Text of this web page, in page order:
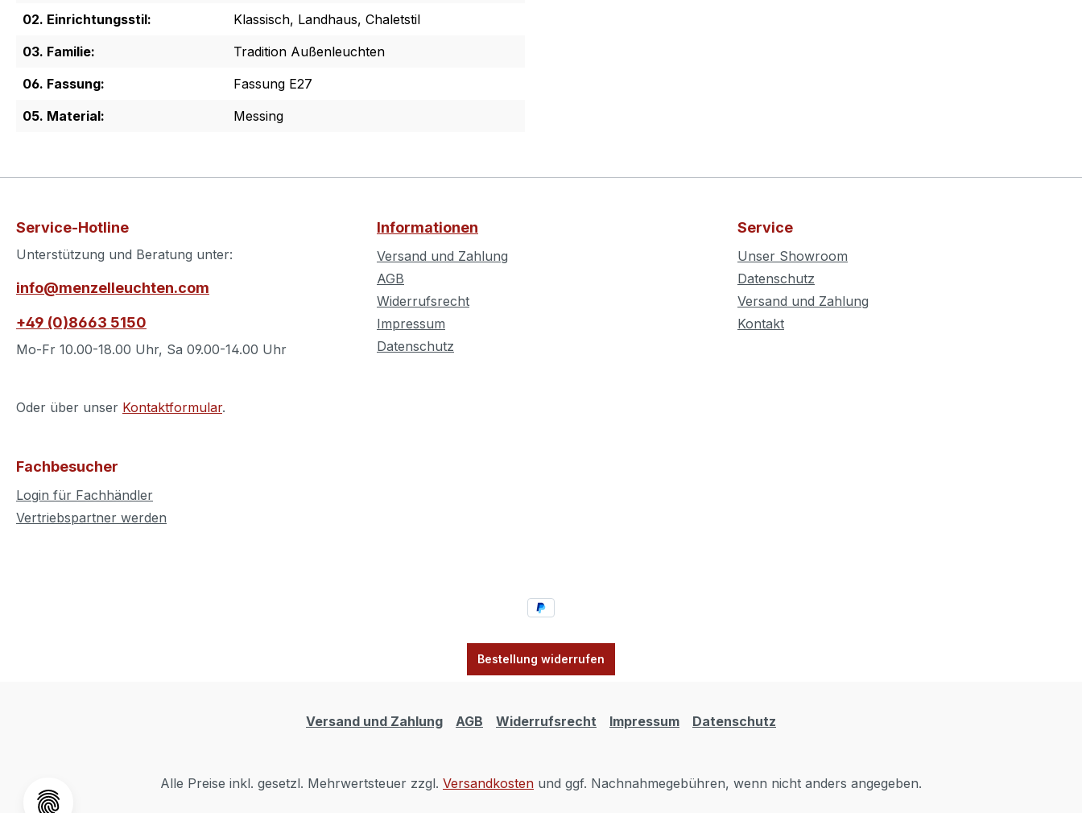
02. Einrichtungsstil:
Klassisch, Landhaus, Chaletstil
03. Familie:
Tradition Außenleuchten
06. Fassung:
Fassung E27
05. Material:
Messing
Service-Hotline
Unterstützung und Beratung unter:
info@menzelleuchten.com
+49 (0)8663 5150
Mo-Fr 10.00-18.00 Uhr, Sa 09.00-14.00 Uhr
Oder über unser Kontaktformular.
Informationen
Versand und Zahlung
AGB
Widerrufsrecht
Impressum
Datenschutz
Service
Unser Showroom
Datenschutz
Versand und Zahlung
Kontakt
Fachbesucher
Login für Fachhändler
Vertriebspartner werden
Bestellung widerrufen
Versand und Zahlung AGB Widerrufsrecht Impressum Datenschutz
Alle Preise inkl. gesetzl. Mehrwertsteuer zzgl. Versandkosten und ggf. Nachnahmegebühren, wenn nicht anders angegeben.